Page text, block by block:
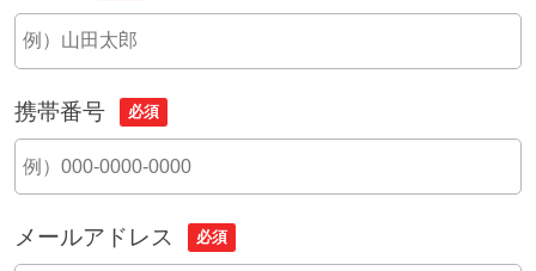
携帯番号 必須
メールアドレス 必須